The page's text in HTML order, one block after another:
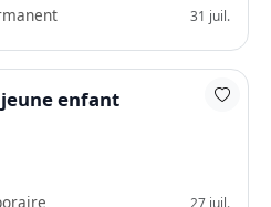
31 juil.
enfant
27 juil.